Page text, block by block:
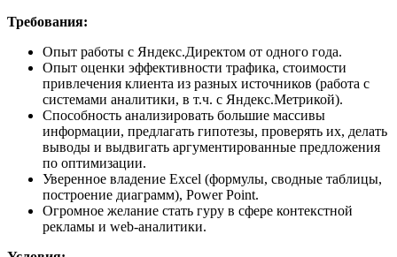
Требования:
Опыт работы с Яндекс.Директом от одного года.
Опыт оценки эффективности трафика, стоимости
привлечения клиента из разных источников (работа с
системами аналитики, в т.ч. с Яндекс.Метрикой).
Способность анализировать большие массивы
информации, предлагать гипотезы, проверять их, делать
выводы и выдвигать аргументированные предложения
по оптимизации.
Уверенное владение Excel (формулы, сводные таблицы,
построение диаграмм), Power Point.
Огромное желание стать гуру в сфере контекстной
рекламы и web-аналитики.